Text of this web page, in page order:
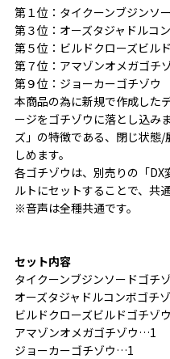
第１位：タイクーンブジンソ
第３位：オーズタジャドルコ
第５位：ビルドクローズビル
第７位：アマゾンオメガゴチ
第９位：ジョーカーゴチゾウ
本商品の為に新規で作成した
ージをゴチゾウに落とし込み
ズ」の特徴である、閉じ状態
しめます。
各ゴチゾウは、別売りの「
ルトにセットすることで、共
※音声は全種共通です。
セット内容
タイクーンブジンソードゴチ
オーズタジャドルコンボゴチ
ビルドクローズビルドゴチゾ
アマゾンオメガゴチゾウ…1
ジョーカーゴチゾウ…1